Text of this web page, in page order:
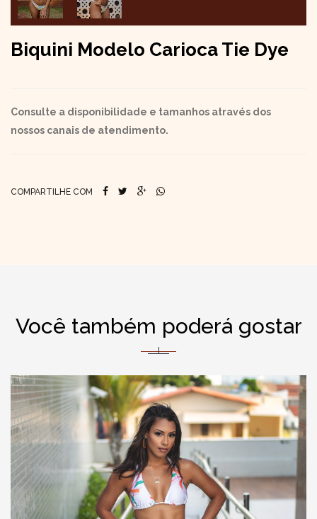
Biquini Modelo Carioca Tie Dye
Consulte a disponibilidade e tamanhos através dos
nossos canais de atendimento.
COMPARTILHE COM
Você também poderá gostar